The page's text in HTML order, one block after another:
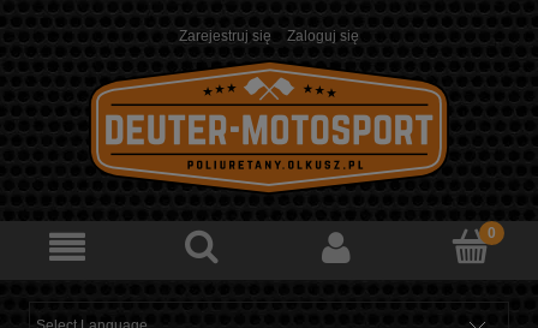
Zarejestruj się Zaloguj się